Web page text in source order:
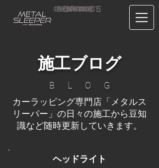
HOME
CONCEPT
SERVICE
ABOUT US
BLOG
PRICE
CONTACT
RECRUIT
施工ブログ
B L O G
カーラッピング専門店「メタルス
リーパー」の日々の施工から豆知
識など随時更新していきます。
ヘッドライト